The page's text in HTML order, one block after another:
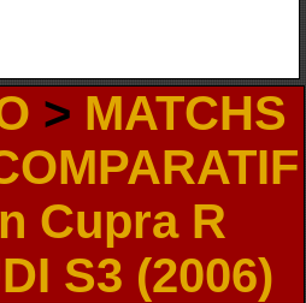
> MATCHS
Cupra R
S3 (2006)